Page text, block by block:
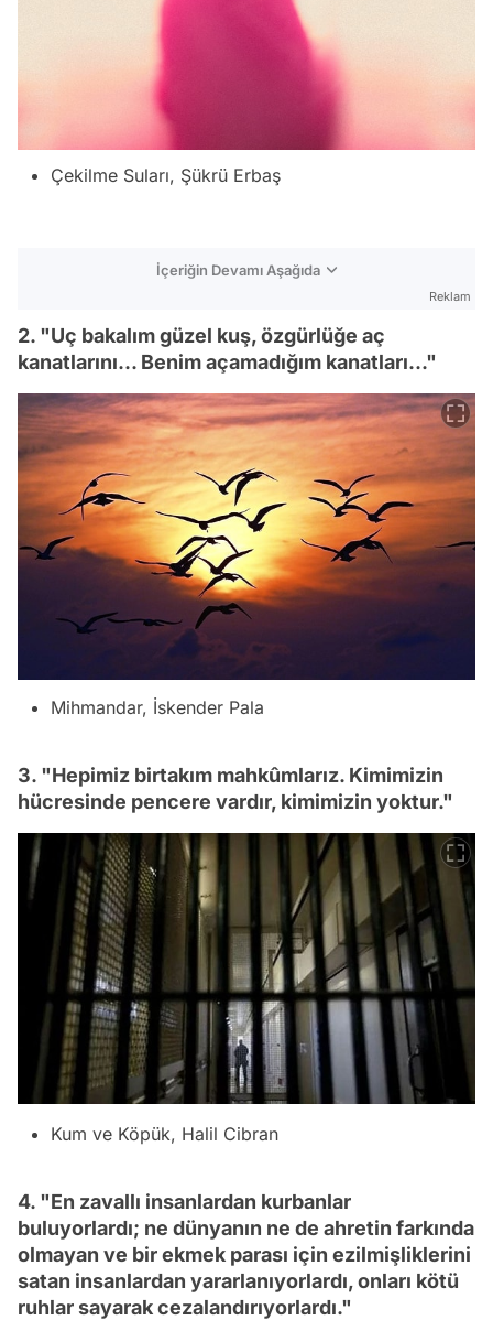
Çekilme Suları, Şükrü Erbaş
İçeriğin Devamı Aşağıda
Reklam
2. "Uç bakalım güzel kuş, özgürlüğe aç
kanatlarını... Benim açamadığım kanatları..."
Mihmandar, İskender Pala
3. "Hepimiz birtakım mahkûmlarız. Kimimizin
hücresinde pencere vardır, kimimizin yoktur."
Kum ve Köpük, Halil Cibran
4. "En zavallı insanlardan kurbanlar
buluyorlardı; ne dünyanın ne de ahretin farkında
olmayan ve bir ekmek parası için ezilmişliklerini
satan insanlardan yararlanıyorlardı, onları kötü
ruhlar sayarak cezalandırıyorlardı."